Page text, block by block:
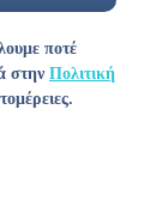
ποτέ
στην Πολιτική